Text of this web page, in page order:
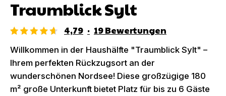
Traumblick Sylt
4,79 · 19Bewertungen
Willkommen in der Haushälfte "Traumblick Sylt" –
Ihrem perfekten Rückzugsort an der
wunderschönen Nordsee! Diese großzügige 180
m² große Unterkunft bietet Platz für bis zu 6 Gäste